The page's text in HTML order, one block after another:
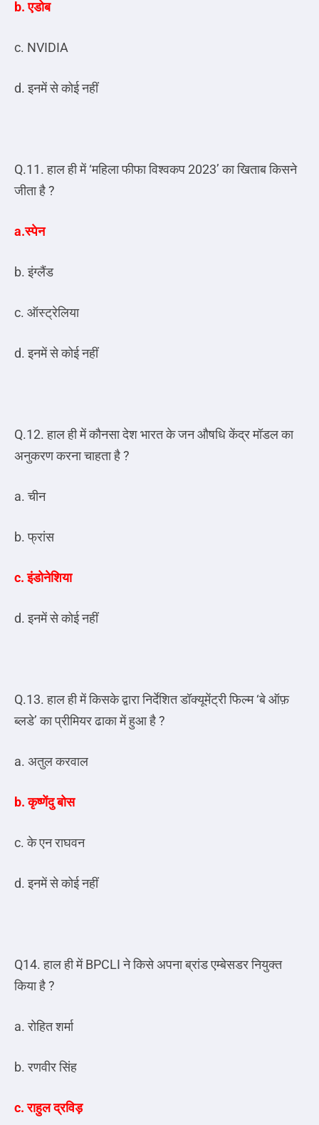
b. एडोब
c. NVIDIA
d. इनमें से कोई नहीं
Q.11. हाल ही में ‘महिला फीफा विश्वकप 2023’ का खिताब किसने
जीता है ?
a.स्पेन
b. इंग्लैंड
c. ऑस्ट्रेलिया
d. इनमें से कोई नहीं
Q.12. हाल ही में कौनसा देश भारत के जन औषधि केंद्र मॉडल का
अनुकरण करना चाहता है ?
a. चीन
b. फ्रांस
c. इंडोनेशिया
d. इनमें से कोई नहीं
Q.13. हाल ही में किसके द्वारा निर्देशित डॉक्यूमेंट्री फिल्म ‘बे ऑफ़
ब्लडे’ का प्रीमियर ढाका में हुआ है ?
a. अतुल करवाल
b. कृष्णेंदु बोस
c. के एन राघवन
d. इनमें से कोई नहीं
Q14. हाल ही में BPCLI ने किसे अपना ब्रांड एम्बेसडर नियुक्त
किया है ?
a. रोहित शर्मा
b. रणवीर सिंह
c. राहुल द्रविड़